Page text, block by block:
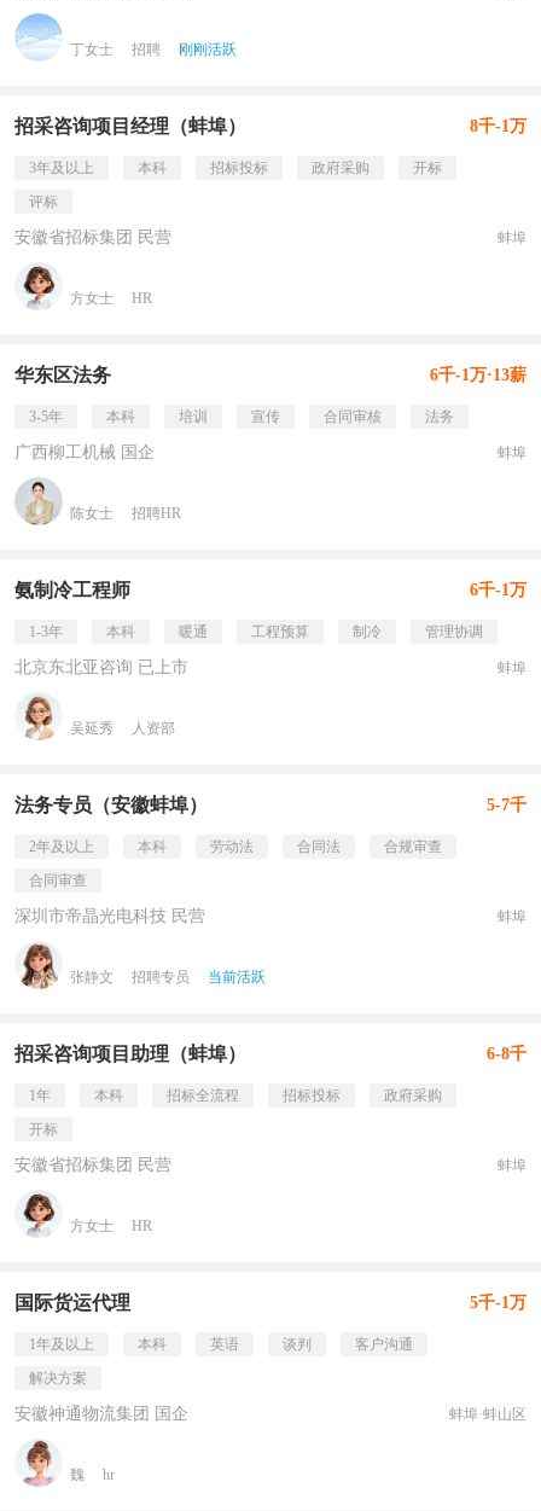
丁女士 招聘 刚刚活跃
招采咨询项目经理（蚌埠） 8千-1万
3年及以上 本科 招标投标 政府采购
开标
评标
安徽省招标集团 民营 蚌埠
方女士 HR
华东区法务 6千-1万·13薪
3-5年 本科 培训 宣传 合同审核 法务
广西柳工机械 国企 蚌埠
陈女士 招聘HR
氨制冷工程师 6千-1万
1-3年 本科 暖通 工程预算 制冷 管理协调
北京东北亚咨询 已上市 蚌埠
吴延秀 人资部
法务专员（安徽蚌埠） 5-7千
2年及以上 本科 劳动法 合同法
合规审查
合同审查
深圳市帝晶光电科技 民营 蚌埠
张静文 招聘专员 当前活跃
招采咨询项目助理（蚌埠） 6-8千
1年 本科 招标全流程 招标投标
政府采购
开标
安徽省招标集团 民营 蚌埠
方女士 HR
国际货运代理 5千-1万
1年及以上 本科 英语 谈判
客户沟通
解决方案
安徽神通物流集团 国企 蚌埠·蚌山区
魏 hr